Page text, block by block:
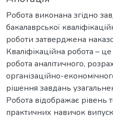
Робота виконана згідно
бакалаврської
роботи затверджена
Кваліфікаційна робота –
робота аналітичного,
організаційно-
рішення завдань
Робота відображає рівень
практичних навичок